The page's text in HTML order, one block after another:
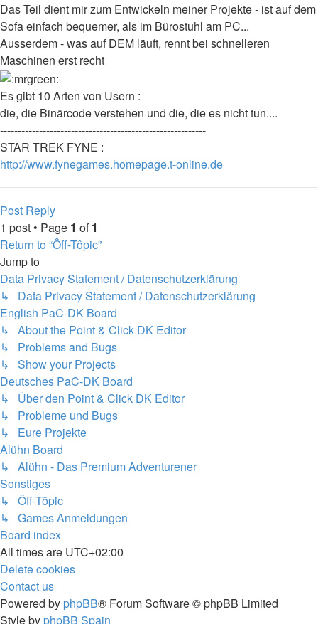
Das Teil dient mir zum Entwickeln meiner Projekte - ist auf dem
Sofa einfach bequemer, als im Bürostuhl am PC...
Ausserdem - was auf DEM läuft, rennt bei schnelleren
Maschinen erst recht
Es gibt 10 Arten von Usern :
die, die Binärcode verstehen und die, die es nicht tun....
----------------------------------------------------------
STAR TREK FYNE :
http://www.fynegames.homepage.t-online.de
Post Reply
1 post • Page 1 of1
Return to “Ôff-Tôpic”
Jump to
Data Privacy Statement / Datenschutzerklärung
↳ Data Privacy Statement / Datenschutzerklärung
English PaC-DK Board
↳ About the Point & Click DK Editor
↳ Problems and Bugs
↳ Show your Projects
Deutsches PaC-DK Board
↳ Über den Point & Click DK Editor
↳ Probleme und Bugs
↳ Eure Projekte
Alühn Board
↳ Alühn - Das Premium Adventurener
Sonstiges
↳ Ôff-Tôpic
↳ Games Anmeldungen
Board index
All times are UTC+02:00
Delete cookies
Contact us
Powered by phpBB® Forum Software © phpBB Limited
Style by phpBB Spain